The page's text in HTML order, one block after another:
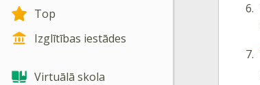
Top
Izglītības iestādes
Virtuālā skola
6.
7.